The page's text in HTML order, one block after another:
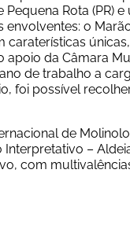
Rota (PR) e
o
da Câmara
de trabalho a
foi possível
de
–
com